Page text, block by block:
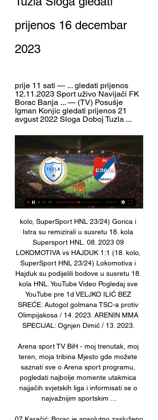
prijenos 16 decembar
2023
prije 11 sati — ... gledati prijenos
12.11.2023 Sport uživo Navijači FK
Borac Banja ... — (TV) Posušje
Igman Konjic gledati prijenos 21
avgust 2022 Sloga Doboj Tuzla ...
kolo, SuperSport HNL 23/24) Gorica i
Istra su remizirali u susretu 18. kola
Supersport HNL. 08. 2023 09
LOKOMOTIVA vs HAJDUK 1:1 (18. kolo,
SuperSport HNL 23/24) Lokomotiva i
Hajduk su podijelili bodove u susretu 18.
kola HNL. YouTube Video Pogledaj sve
YouTube pre 1d VELJKO ILIĆ BEZ
SREĆE: Autogol golmana TSC-a protiv
Olimpijakosa / 14. 2023. ARENIN MMA
SPECIJAL: Ognjen Dimić / 13. 2023.
Arena sport TV BiH - moj trenutak, moj
teren, moja tribina Mjesto gde možete
saznati sve o Arena sport programu,
pogledati najbolje momente utakmica
najjačih svjetskih liga i informisati se o
najvažnijim sportskim ...